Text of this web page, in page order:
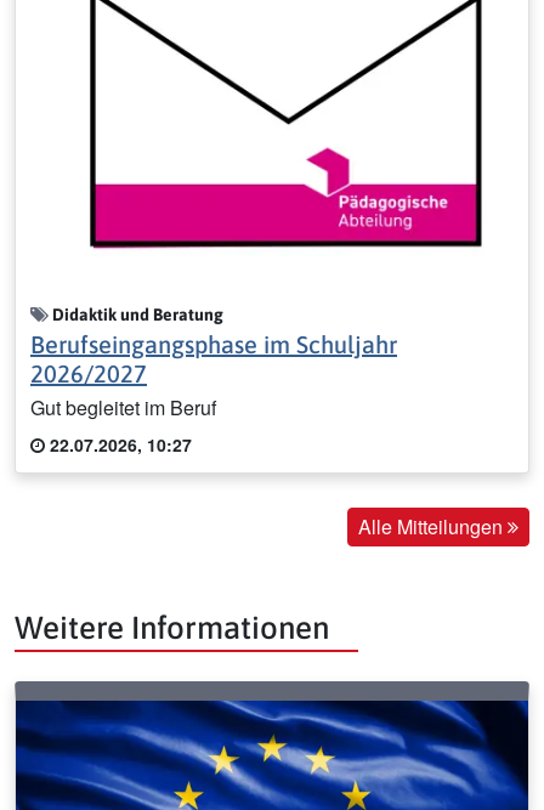
Didaktik und Beratung
Berufseingangsphase im Schuljahr
2026/2027
Gut begleitet im Beruf
22.07.2026, 10:27
Alle Mitteilungen
Weitere Informationen